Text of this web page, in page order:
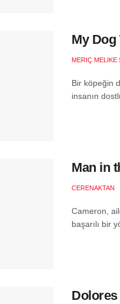
My Dog
MERIÇ MELIKE
Bir köpeğin
insanın
Man in
CERENAKTAN
Cameron,
başarılı bir
Dolores